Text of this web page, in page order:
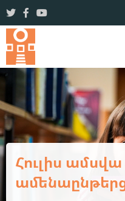
Ամառային